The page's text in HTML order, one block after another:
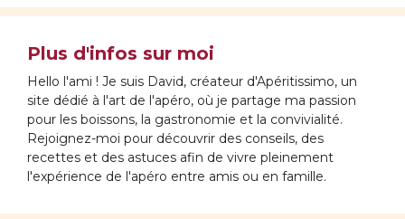
Plus d'infos sur moi
Hello l'ami ! Je suis David, créateur d'Apéritissimo, un
site dédié à l'art de l'apéro, où je partage ma passion
pour les boissons, la gastronomie et la convivialité.
Rejoignez-moi pour découvrir des conseils, des
recettes et des astuces afin de vivre pleinement
l'expérience de l'apéro entre amis ou en famille.